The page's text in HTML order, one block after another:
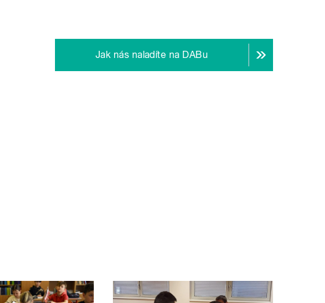
Jak nás naladíte na DABu